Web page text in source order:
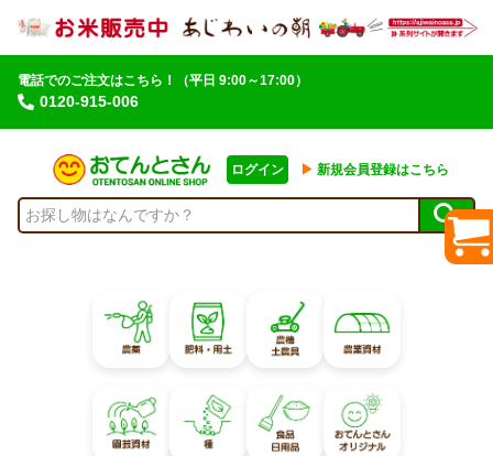
電話でのご注文はこちら！
0120-915-006
（平日 9:00～17:00）
ログイン ▶︎ 新規会員登録はこちら